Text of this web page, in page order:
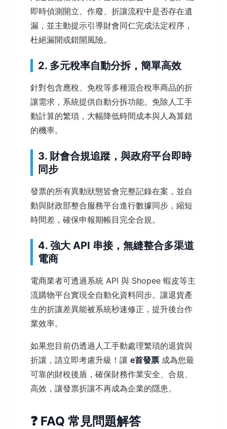
即時偵測開立、作廢、折讓流程中是否存在遺
漏，並主動提示引導財會同仁完成法定程序，
杜絕漏開或錯開風險。
2. 多元稅率自動分拆，簡單高效
針對包含應稅、免稅等多種混合稅率商品的折
讓需求，系統提供自動分拆功能。免除人工手
動計算的繁瑣，大幅降低時間成本與人為算錯
的機率。
3. 財會合規追蹤，與政府平台即時
同步
發票的所有異動狀態皆會完整記錄在案，並自
動與財政部整合服務平台進行數據同步，縮短
時間差，確保申報期帳目完全合規。
4. 強大 API 串接，無縫整合多渠道
電商
電商業者可透過系統 API 與 Shopee 蝦皮等主
流購物平台實現全自動化資料同步。讓退貨產
生的折讓差異能被系統秒速修正，提升後台作
業效率。
如果您目前仍透過人工手動處理繁瑣的退貨與
折讓，請立即考慮升級！讓 e首發票 成為您最
可靠的財稅後盾，確保財務作業安全、合規、
高效，讓發票折讓不再成為企業的隱患。
❓ FAQ 常見問題解答